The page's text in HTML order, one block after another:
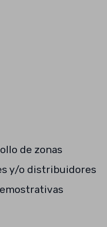
de zonas
y/o distribuidores